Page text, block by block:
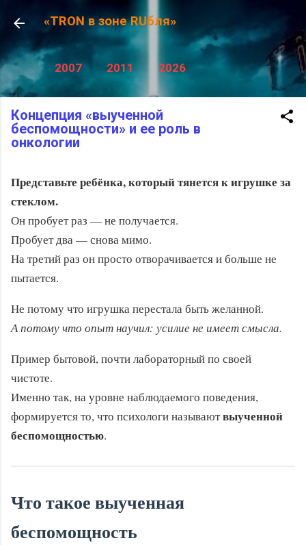
К основному контенту
«TRON в зоне RUбля»
2007 2011 2026
Концепция «выученной
беспомощности» и ее роль в
онкологии
Представьте ребёнка, который тянется к игрушке за
стеклом.
Он пробует раз — не получается.
Пробует два — снова мимо.
На третий раз он просто отворачивается и больше не
пытается.
Не потому что игрушка перестала быть желанной.
А потому что опыт научил: усилие не имеет смысла.
Пример бытовой, почти лабораторный по своей
чистоте.
Именно так, на уровне наблюдаемого поведения,
формируется то, что психологи называютвыученной
беспомощностью.
Что такое выученная
беспомощность